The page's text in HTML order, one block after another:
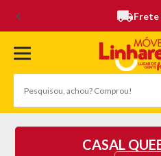
CASAL